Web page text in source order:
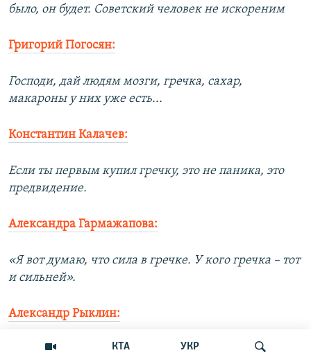
КТА УКР
было, он будет. Советский человек не искореним
Григорий Погосян:
Господи, дай людям мозги, гречка, сахар,
макароны у них уже есть...
Константин Калачев:
Если ты первым купил гречку, это не паника, это
предвидение.
Александра Гармажапова:
«Я вот думаю, что сила в гречке. У кого гречка – тот
и сильней».
Александр Рыклин:
Видел отличную рекламу нового загородного дома: